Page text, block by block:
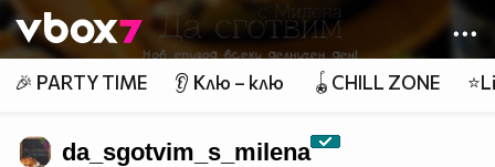
Member of
👾
🎉 PARTY TIME 👂 Клю – клю 🪀CHILL ZONE
da_sgotvim_s_milena